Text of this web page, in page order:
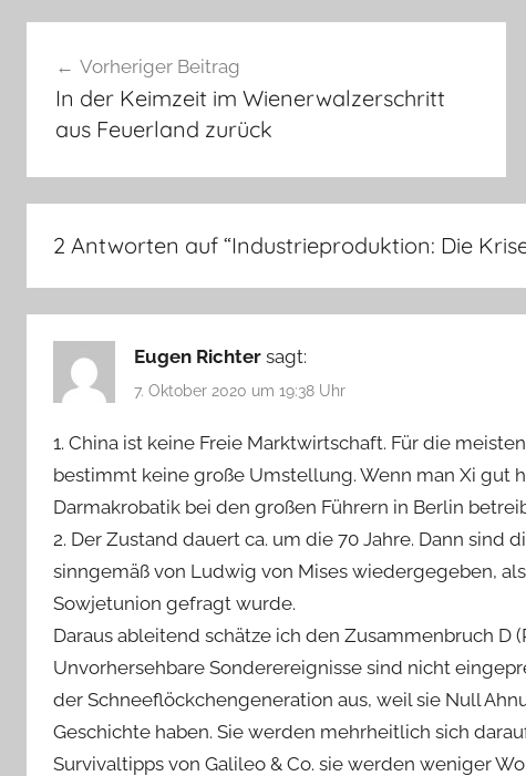
Vorheriger Beitrag
In der Keimzeit im Wienerwalzerschritt
aus Feuerland zurück
2 Antworten auf “Industrieproduktion: Die
Eugen Richter sagt:
7. Oktober 2020 um 19:38 Uhr
1. China ist keine Freie Marktwirtschaft. Für die
bestimmt keine große Umstellung. Wenn man Xi gut
Darmakrobatik bei den großen Führern in Berlin
2. Der Zustand dauert ca. um die 70 Jahre. Dann
sinngemäß von Ludwig von Mises wiedergegeben,
Sowjetunion gefragt wurde.
Daraus ableitend schätze ich den Zusammenbruch D
Unvorhersehbare Sonderereignisse sind nicht
der Schneeflöckchengeneration aus, weil sie Null
Geschichte haben. Sie werden mehrheitlich sich
Survivaltipps von Galileo & Co. sie werden weniger